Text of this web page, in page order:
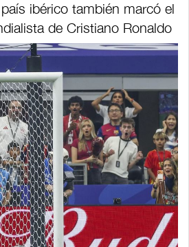
ibérico también marcó el
de Cristiano Ronaldo